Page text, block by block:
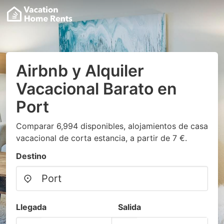
Airbnb y Alquiler
Vacacional Barato en
Port
Comparar 6,994 disponibles, alojamientos de casa
vacacional de corta estancia, a partir de 7 €.
Destino
Llegada Salida